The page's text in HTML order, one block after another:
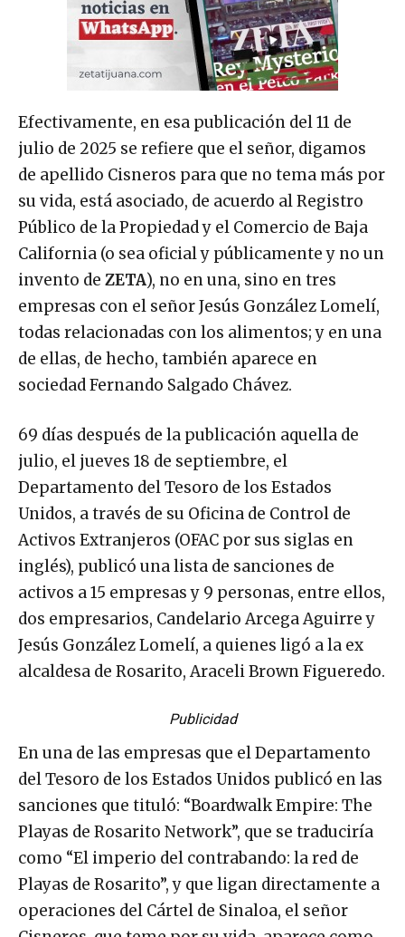
Efectivamente, en esa publicación del 11 de
julio de 2025 se refiere que el señor, digamos
de apellido Cisneros para que no tema más por
su vida, está asociado, de acuerdo al Registro
Público de la Propiedad y el Comercio de Baja
California (o sea oficial y públicamente y no un
invento de ZETA), no en una, sino en tres
empresas con el señor Jesús González Lomelí,
todas relacionadas con los alimentos; y en una
de ellas, de hecho, también aparece en
sociedad Fernando Salgado Chávez.
69 días después de la publicación aquella de
julio, el jueves 18 de septiembre, el
Departamento del Tesoro de los Estados
Unidos, a través de su Oficina de Control de
Activos Extranjeros (OFAC por sus siglas en
inglés), publicó una lista de sanciones de
activos a 15 empresas y 9 personas, entre ellos,
dos empresarios, Candelario Arcega Aguirre y
Jesús González Lomelí, a quienes ligó a la ex
alcaldesa de Rosarito, Araceli Brown Figueredo.
Publicidad
En una de las empresas que el Departamento
del Tesoro de los Estados Unidos publicó en las
sanciones que tituló: “Boardwalk Empire: The
Playas de Rosarito Network”, que se traduciría
como “El imperio del contrabando: la red de
Playas de Rosarito”, y que ligan directamente a
operaciones del Cártel de Sinaloa, el señor